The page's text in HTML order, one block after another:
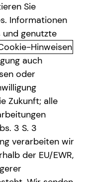
Was
im Rahmen der
rechtliche
Punkte zu
die bAV in Ihrem
Einhaltung
Egal ob
Sie
Informationen
und genutzte
Hinweisen
auch
oder
Zukunft; alle
3 S. 3
verarbeiten wir
der EU/EWR,